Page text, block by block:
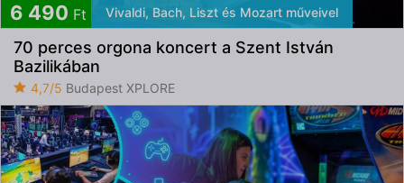
6 490 Ft Vivaldi, Bach, Liszt és Mozart műveivel
70 perces orgona koncert a Szent István
Bazilikában
4,7/5 Budapest XPLORE